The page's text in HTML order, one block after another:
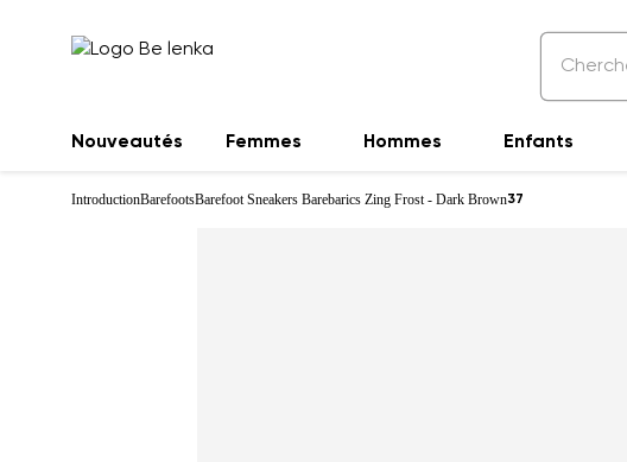
Nouveautés Femmes Hommes Enfants
IntroductionBarefootsBarefoot Sneakers Barebarics Zing Frost - Dark Brown37